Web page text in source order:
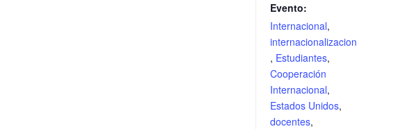
Evento:
Internacional,
internacionalizacion
, Estudiantes,
Cooperación
Internacional,
Estados Unidos,
docentes,